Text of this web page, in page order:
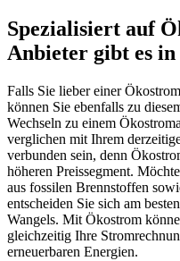
Spezialisiert auf
Anbieter gibt es in
Falls Sie lieber einer
können Sie ebenfalls zu
Wechseln zu einem
verglichen mit Ihrem
verbunden sein, denn
höheren Preissegment.
aus fossilen Brennstoffen
entscheiden Sie sich am
Wangels. Mit Ökostrom
gleichzeitig Ihre
erneuerbaren Energien.